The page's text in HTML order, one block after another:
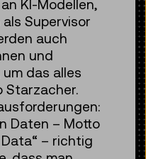
KI-Modellen,
Supervisor
auch
und
das alles
Starzacher.
Daten – Motto
– richtig